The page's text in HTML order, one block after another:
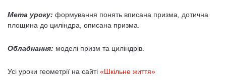
Мета уроку: формування понять вписана призма, дотична
площина до циліндра, описана призма.
Обладнання: моделі призм та циліндрів.
Усі уроки геометрії на сайті «Шкільне життя»